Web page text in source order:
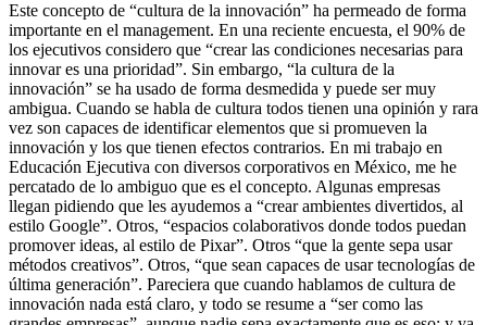
Este concepto de “cultura de la innovación” ha permeado de forma
importante en el management. En una reciente encuesta, el 90% de
los ejecutivos considero que “crear las condiciones necesarias para
innovar es una prioridad”. Sin embargo, “la cultura de la
innovación” se ha usado de forma desmedida y puede ser muy
ambigua. Cuando se habla de cultura todos tienen una opinión y rara
vez son capaces de identificar elementos que si promueven la
innovación y los que tienen efectos contrarios. En mi trabajo en
Educación Ejecutiva con diversos corporativos en México, me he
percatado de lo ambiguo que es el concepto. Algunas empresas
llegan pidiendo que les ayudemos a “crear ambientes divertidos, al
estilo Google”. Otros, “espacios colaborativos donde todos puedan
promover ideas, al estilo de Pixar”. Otros “que la gente sepa usar
métodos creativos”. Otros, “que sean capaces de usar tecnologías de
última generación”. Pareciera que cuando hablamos de cultura de
innovación nada está claro, y todo se resume a “ser como las